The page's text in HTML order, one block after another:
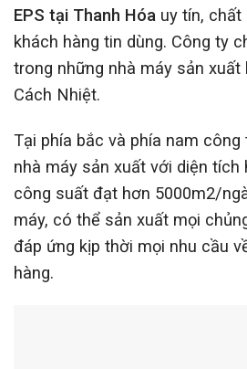
EPS tại Thanh Hóa uy tín,
khách hàng tin dùng. Công ty
trong những nhà máy sản xuất
Cách Nhiệt.
Tại phía bắc và phía nam
nhà máy sản xuất với diện tích
công suất đạt hơn 5000m2/
máy, có thể sản xuất mọi
đáp ứng kịp thời mọi nhu cầu
hàng.